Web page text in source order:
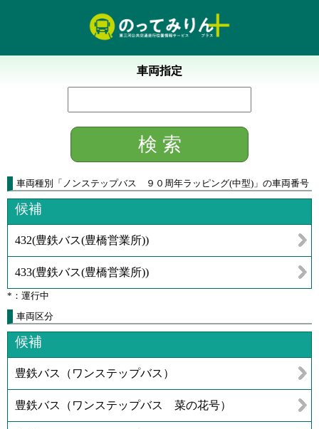
車両指定
車両種別 「 ノンステップバス ９０周年ラッピング(中型) 」 の車両番号
候補
432(豊鉄バス(豊橋営業所))
433(豊鉄バス(豊橋営業所))
*：運行中
車両区分
候補
豊鉄バス（ワンステップバス）
豊鉄バス（ワンステップバス 菜の花号）